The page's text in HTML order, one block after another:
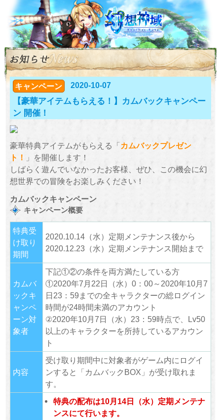
キャンペーン 2020-10-07
【豪華アイテムもらえる！】カムバックキャンペー
ン 開催！
豪華特典アイテムがもらえる「カムバックプレゼン
ト！
」を開催します！
しばらく遊んでいなかったお客様、ぜひ、この機会に幻
想世界での冒険をお楽しみください！
カムバックキャンペーン
キャンペーン概要
特典受
け取り
期間
2020.10.14（水）定期メンテナンス後から
2020.12.23（水）定期メンテナンス開始まで
カムバ
ックキ
ャンペ
ーン対
象者
下記①②の条件を両方満たしている方
①2020年7月22日（水）0：00～2020年10月7
日23：59までの全キャラクターの総ログイン
時間が24時間未満のアカウント
②2020年10月7日（水）23：59時点で、Lv50
以上のキャラクターを所持しているアカウン
ト
内容
受け取り期間中に対象者がゲーム内にログイ
ンすると「カムバックBOX」が受け取れま
す。
特典の配布は10月14日（水）定期メンテナ
ンスにて行います。